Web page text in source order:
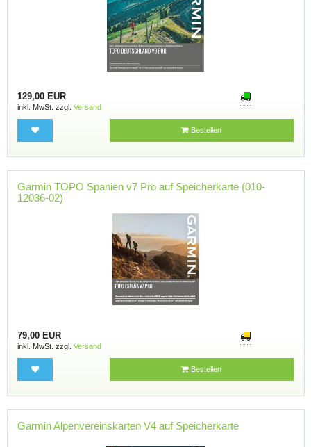
129,00 EUR
inkl. MwSt. zzgl. Versand
Bestellen
Garmin TOPO Spanien v7 Pro auf Speicherkarte (010-
12036-02)
79,00 EUR
inkl. MwSt. zzgl. Versand
Bestellen
Garmin Alpenvereinskarten V4 auf Speicherkarte